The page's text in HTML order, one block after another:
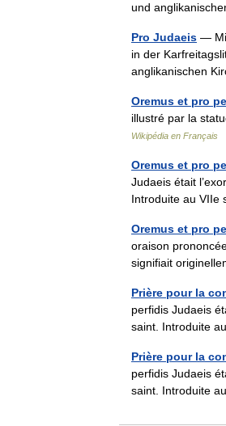
und
Pro Judaeis —
in der
anglikanischen
Oremus et pro
illustré par la
Wikipédia en Français
Oremus et pro
Judaeis était
Introduite au
Oremus et pro
oraison
signifiait
Prière pour la
perfidis Judaeis
saint. Introduite
Prière pour la
perfidis Judaeis
saint. Introduite